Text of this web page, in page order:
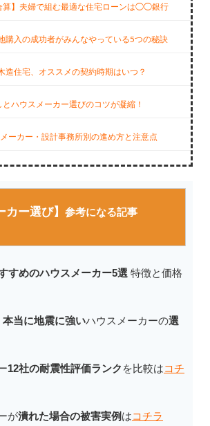
算】夫婦で組む最適な住宅ローンは◯◯銀行
購入の成功者がみんなやっている5つの秘訣
造住宅、オススメの契約時期はいつ？
とハウスメーカー選びのコツが凝縮！
ーカー・設計事務所別の進め方と注意点
カー選び】 参考になる記事
すめのハウスメーカー5選 特徴と価格
本当に地震に強いハウスメーカーの選
12社の耐震性評価ランク を比較はコチ
が潰れた場合の被害実例 はコチラ